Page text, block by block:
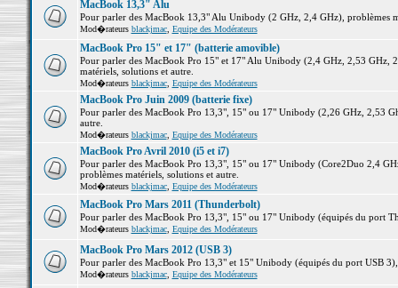
MacBook 13,3" Alu
Pour parler des MacBook 13,3" Alu Unibody (2 GHz, 2,4 GHz), problèmes
Mod�rateurs blackjmac, Equipe des Modérateurs
MacBook Pro 15" et 17" (batterie amovible)
Pour parler des MacBook Pro 15" et 17" Alu Unibody (2,4 GHz, 2,53 GHz,
matériels, solutions et autre.
Mod�rateurs blackjmac, Equipe des Modérateurs
MacBook Pro Juin 2009 (batterie fixe)
Pour parler des MacBook Pro 13,3", 15" ou 17" Unibody (2,26 GHz, 2,53
autre.
Mod�rateurs blackjmac, Equipe des Modérateurs
MacBook Pro Avril 2010 (i5 et i7)
Pour parler des MacBook Pro 13,3", 15" ou 17" Unibody (Core2Duo 2,4
problèmes matériels, solutions et autre.
Mod�rateurs blackjmac, Equipe des Modérateurs
MacBook Pro Mars 2011 (Thunderbolt)
Pour parler des MacBook Pro 13,3", 15" ou 17" Unibody (équipés du port
Mod�rateurs blackjmac, Equipe des Modérateurs
MacBook Pro Mars 2012 (USB 3)
Pour parler des MacBook Pro 13,3" et 15" Unibody (équipés du port USB
Mod�rateurs blackjmac, Equipe des Modérateurs